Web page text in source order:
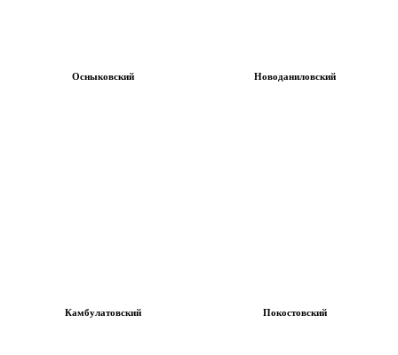
Осныковский Новоданиловский
Камбулатовский Покостовский